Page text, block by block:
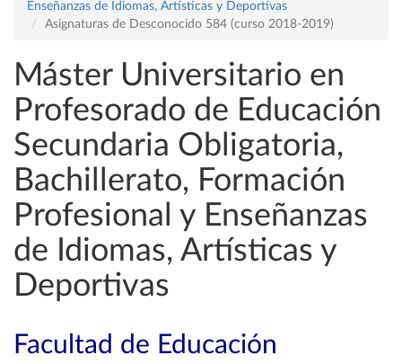
Enseñanzas de Idiomas, Artísticas y Deportivas
Asignaturas de Desconocido 584 (curso 2018-2019)
Máster Universitario en
Profesorado de Educación
Secundaria Obligatoria,
Bachillerato, Formación
Profesional y Enseñanzas
de Idiomas, Artísticas y
Deportivas
Facultad de Educación